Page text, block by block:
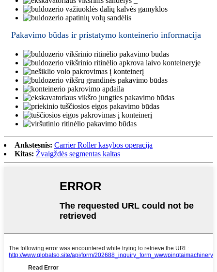
Pakavimo būdas ir pristatymo konteinerio informacija
Ankstesnis: Carrier Roller kasybos operacija
Kitas: Žvaigždės segmentas kaltas